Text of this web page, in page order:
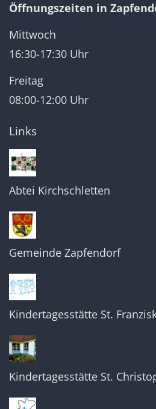
Öffnungszeiten in
Mittwoch
16:30-17:30 Uhr
Freitag
08:00-12:00 Uhr
Links
Abtei Kirchschletten
Gemeinde Zapfendorf
Kindertagesstätte St.
Kindertagesstätte St.